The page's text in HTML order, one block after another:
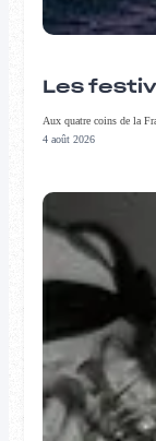
Les
Aux quatre coins de la
4 août 2026